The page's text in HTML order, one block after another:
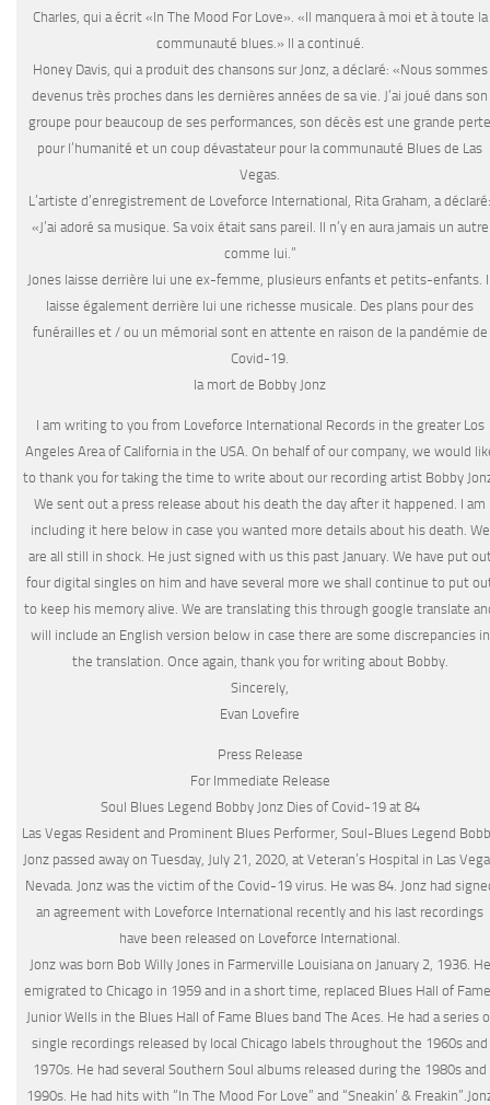
Charles, qui a écrit «In The Mood For Love». «Il manquera à moi et à toute la
communauté blues.» Il a continué.
Honey Davis, qui a produit des chansons sur Jonz, a déclaré: «Nous sommes
devenus très proches dans les dernières années de sa vie. J’ai joué dans son
groupe pour beaucoup de ses performances, son décès est une grande perte
pour l’humanité et un coup dévastateur pour la communauté Blues de Las
Vegas.
L’artiste d’enregistrement de Loveforce International, Rita Graham, a déclaré:
«J’ai adoré sa musique. Sa voix était sans pareil. Il n’y en aura jamais un autre
comme lui.”
Jones laisse derrière lui une ex-femme, plusieurs enfants et petits-enfants.
laisse également derrière lui une richesse musicale. Des plans pour des
funérailles et / ou un mémorial sont en attente en raison de la pandémie de
Covid-19.
la mort de Bobby Jonz
I am writing to you from Loveforce International Records in the greater Los
Angeles Area of California in the USA. On behalf of our company, we would
to thank you for taking the time to write about our recording artist Bobby
We sent out a press release about his death the day after it happened. I am
including it here below in case you wanted more details about his death. We
are all still in shock. He just signed with us this past January. We have put
four digital singles on him and have several more we shall continue to put
to keep his memory alive. We are translating this through google translate
will include an English version below in case there are some discrepancies in
the translation. Once again, thank you for writing about Bobby.
Sincerely,
Evan Lovefire
Press Release
For Immediate Release
Soul Blues Legend Bobby Jonz Dies of Covid-19 at 84
Las Vegas Resident and Prominent Blues Performer, Soul-Blues Legend
Jonz passed away on Tuesday, July 21, 2020, at Veteran’s Hospital in Las
Nevada. Jonz was the victim of the Covid-19 virus. He was 84. Jonz had
an agreement with Loveforce International recently and his last recordings
have been released on Loveforce International.
Jonz was born Bob Willy Jones in Farmerville Louisiana on January 2, 1936. He
emigrated to Chicago in 1959 and in a short time, replaced Blues Hall of
Junior Wells in the Blues Hall of Fame Blues band The Aces. He had a series
single recordings released by local Chicago labels throughout the 1960s and
1970s. He had several Southern Soul albums released during the 1980s and
1990s. He had hits with “In The Mood For Love” and “Sneakin’ &